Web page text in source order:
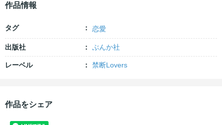
作品情報
タグ 恋愛
出版社 ぶんか社
レーベル 禁断Lovers
作品をシェア